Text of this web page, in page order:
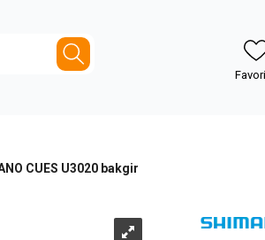
CUES U3020 bakgir